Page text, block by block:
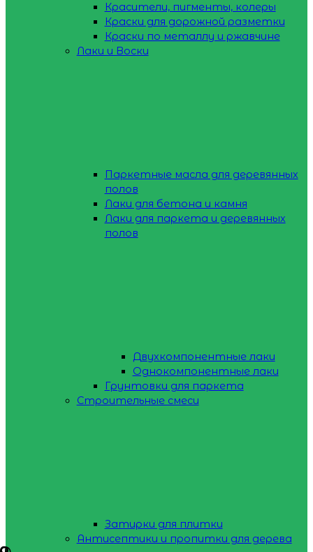
Красители, пигменты, колеры
Краски для дорожной разметки
Краски по металлу и ржавчине
Лаки и Воски
Паркетные масла для деревянных
полов
Лаки для бетона и камня
Лаки для паркета и деревянных
полов
Двухкомпонентные лаки
Однокомпонентные лаки
Грунтовки для паркета
Строительные смеси
Затирки для плитки
Антисептики и пропитки для дерева